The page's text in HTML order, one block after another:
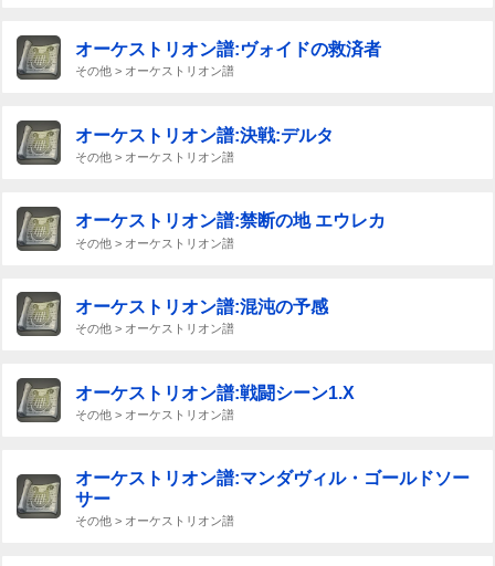
オーケストリオン譜:ヴォイドの救済者
その他 > オーケストリオン譜
オーケストリオン譜:決戦:デルタ
その他 > オーケストリオン譜
オーケストリオン譜:禁断の地 エウレカ
その他 > オーケストリオン譜
オーケストリオン譜:混沌の予感
その他 > オーケストリオン譜
オーケストリオン譜:戦闘シーン1.X
その他 > オーケストリオン譜
オーケストリオン譜:マンダヴィル・ゴールドソー
サー
その他 > オーケストリオン譜